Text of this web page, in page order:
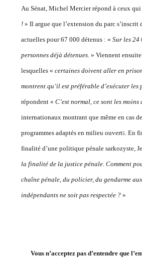
Au Sénat, Michel Mercier répond à ceux
! » Il argue que l’extension du parc
actuelles pour 67 000 détenus : « Sur les 24
personnes déjà détenues. » Viennent ensuite
lesquelles « certaines doivent aller en
montrent qu’il est préférable d’exécuter les
répondent « C’est normal, ce sont les moins
internationaux montrant que même en cas
programmes adaptés en milieu ouvert5 . En
finalité d’une politique pénale sarkozyste,
la finalité de la justice pénale. Comment
chaîne pénale, du policier, du gendarme
indépendants ne soit pas respectée ? »
Vous n’acceptez pas d’entendre que